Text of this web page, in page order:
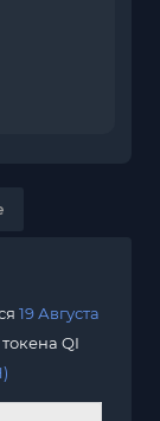
19 Августа
QI